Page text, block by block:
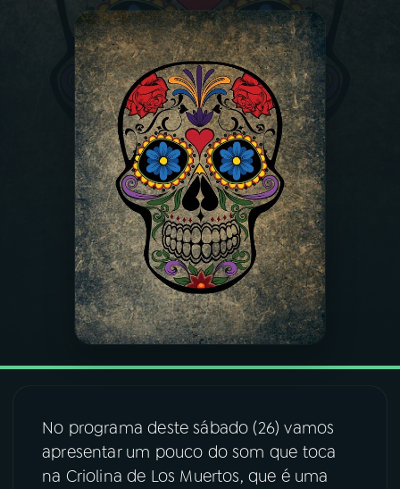
A RÁDIO
PROGRAMAÇÃO
PROGRAMAS
PODCASTS
VIDEOCASTS
ÚLTIMAS
ACOMPANHE A RÁDIO NACIONAL
No programa deste sábado (26) vamos
apresentar um pouco do som que toca
na Criolina de Los Muertos, que é uma